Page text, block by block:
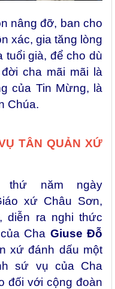
nâng đỡ, ban cho
xác, gia tăng lòng
tuổi già, để cho dù
cha mãi mãi là
của Tin Mừng, là
Chúa.
TÂN QUẢN XỨ
thứ năm ngày
xứ Châu Sơn,
diễn ra nghi thức
Cha Giuse Đỗ
xứ đánh dấu một
sứ vụ của Cha
đối với cộng đoàn